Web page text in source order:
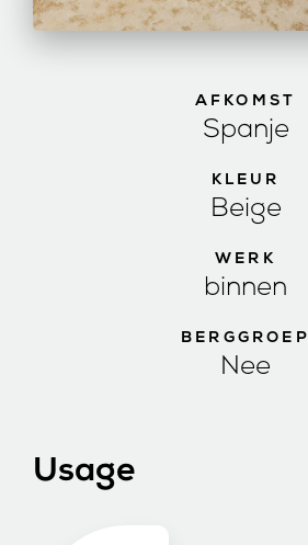
AFKOMST
Spanje
KLEUR
Beige
WERK
binnen
BERGGROEP
Nee
Usage